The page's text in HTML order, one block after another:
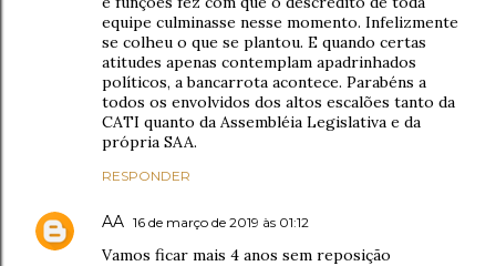
equipe culminasse nesse momento. Infelizmente
se colheu o que se plantou. E quando certas
atitudes apenas contemplam apadrinhados
políticos, a bancarrota acontece. Parabéns a
todos os envolvidos dos altos escalões tanto da
CATI quanto da Assembléia Legislativa e da
própria SAA.
RESPONDER
AA 16 de março de 2019 às 01:12
Vamos ficar mais 4 anos sem reposição